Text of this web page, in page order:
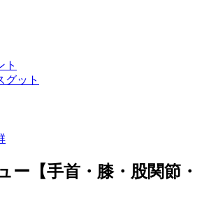
ト
グット
ー【手首・膝・股関節・